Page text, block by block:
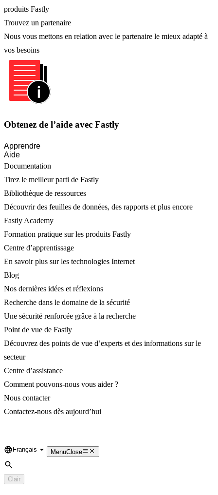
produits Fastly
Trouvez un partenaire
Nous vous mettons en relation avec le partenaire le mieux adapté à
vos besoins
Obtenez de l’aide avec Fastly
Apprendre
Aide
Documentation
Tirez le meilleur parti de Fastly
Bibliothèque de ressources
Découvrir des feuilles de données, des rapports et plus encore
Fastly Academy
Formation pratique sur les produits Fastly
Centre d’apprentissage
En savoir plus sur les technologies Internet
Blog
Nos dernières idées et réflexions
Recherche dans le domaine de la sécurité
Une sécurité renforcée grâce à la recherche
Point de vue de Fastly
Découvrez des points de vue d’experts et des informations sur le
secteur
Centre d’assistance
Comment pouvons-nous vous aider ?
Nous contacter
Contactez-nous dès aujourd’hui
Language
Français MenuClose
Rechercher
Clair